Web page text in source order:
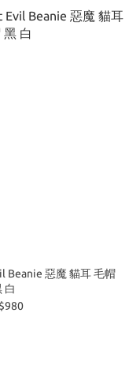
Beanie 惡魔 貓耳 毛帽
白